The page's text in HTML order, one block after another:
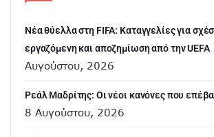
Νέα θύελλα στη FIFA: Καταγγελίες για
εργαζόμενη και αποζημίωση από την UEFA
Αυγούστου, 2026
Ρεάλ Μαδρίτης: Οι νέοι κανόνες που
8 Αυγούστου, 2026